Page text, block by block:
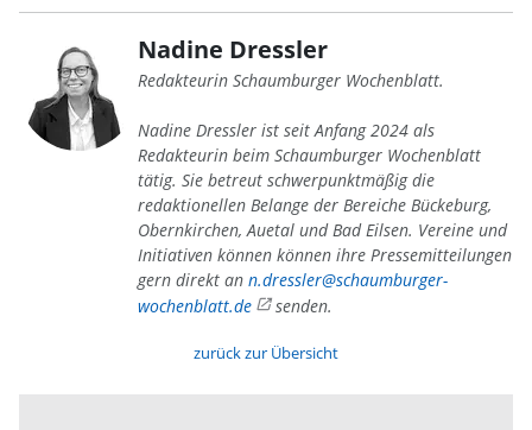
Nadine Dressler
Redakteurin Schaumburger Wochenblatt.
Nadine Dressler ist seit Anfang 2024 als
Redakteurin beim Schaumburger Wochenblatt
tätig. Sie betreut schwerpunktmäßig die
redaktionellen Belange der Bereiche Bückeburg,
Obernkirchen, Auetal und Bad Eilsen. Vereine und
Initiativen können können ihre Pressemitteilungen
gern direkt an n.dressler@schaumburger-
wochenblatt.de
senden.
zurück zur Übersicht